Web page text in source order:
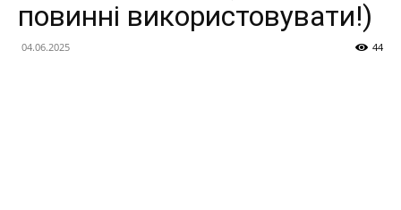
повинні використовувати!)
04.06.2025 44